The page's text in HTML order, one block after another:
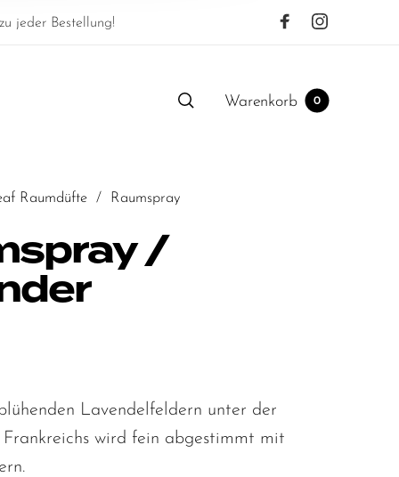
jeder Bestellung!
Warenkorb 0
Raumdüfte / Raumspray
/
Lavendelfeldern unter der
Frankreichs wird fein abgestimmt mit